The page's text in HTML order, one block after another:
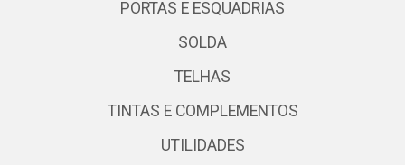
PORTAS E ESQUADRIAS
SOLDA
TELHAS
TINTAS E COMPLEMENTOS
UTILIDADES